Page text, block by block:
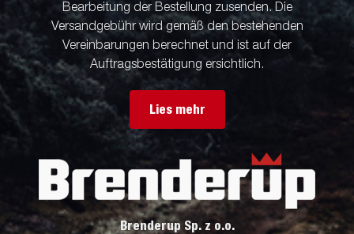
Bearbeitung der Bestellung zusenden. Die
Versandgebühr wird gemäß den bestehenden
Vereinbarungen berechnet und ist auf der
Auftragsbestätigung ersichtlich.
Lies mehr
Brenderup Sp. z o.o.